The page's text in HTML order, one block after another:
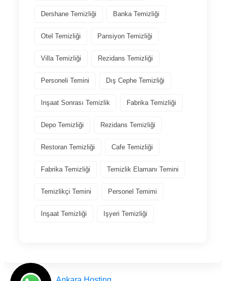
Dershane Temizliği Banka Temizliği
Otel Temizliği Pansiyon Temizliği
Villa Temizliği Rezidans Temizliği
Personeli Temini Dış Cephe Temizliği
Inşaat Sonrası Temizlik Fabrika Temizliği
Depo Temizliği Rezidans Temizliği
Restoran Temizliği Cafe Temizliği
Fabrika Temizliği Temizlik Elamanı Temini
Temizlikçi Temini Personel Temimi
Inşaat Temizliği Işyeri Temizliği